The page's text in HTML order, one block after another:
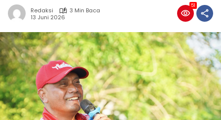
Redaksi
3 Min Baca
13 Juni 2026
51